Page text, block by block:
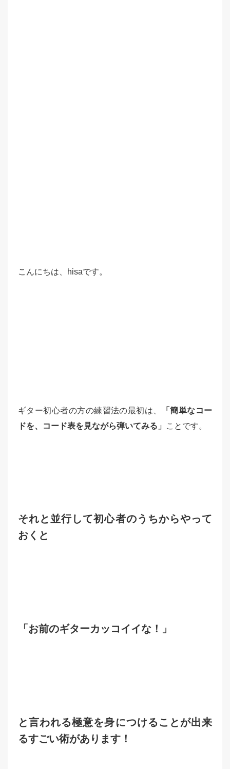
こんにちは、hisaです。
ギター初心者の方の練習法の最初は、
「簡単なコー
ドを、コード表を見ながら弾いてみる」
ことです。
それと並行して初心者のうちからやって
おくと
「お前のギターカッコイイな！」
と言われる極意を身につけることが出来
るすごい術があります！